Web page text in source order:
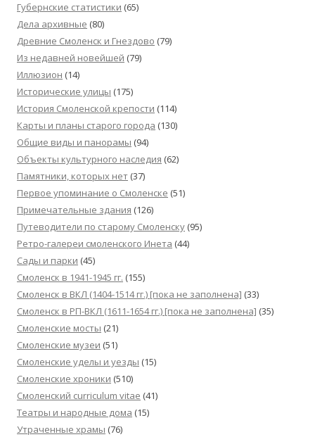
Губернские статистики (65)
Дела архивные (80)
Древние Смоленск и Гнездово (79)
Из недавней новейшей (79)
Иллюзион (14)
Исторические улицы (175)
История Смоленской крепости (114)
Карты и планы старого города (130)
Общие виды и панорамы (94)
Объекты культурного наследия (62)
Памятники, которых нет (37)
Первое упоминание о Смоленске (51)
Примечательные здания (126)
Путеводители по старому Смоленску (95)
Ретро-галереи смоленского Инета (44)
Сады и парки (45)
Смоленск в 1941-1945 гг. (155)
Смоленск в ВКЛ (1404-1514 гг.) [пока не заполнена] (33)
Смоленск в РП-ВКЛ (1611-1654 гг.) [пока не заполнена] (35)
Смоленские мосты (21)
Смоленские музеи (51)
Смоленские уделы и уезды (15)
Смоленские хроники (510)
Смоленский сurriculum vitae (41)
Театры и народные дома (15)
Утраченные храмы (76)